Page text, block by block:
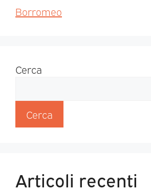
Borromeo
Cerca
Cerca
Articoli recenti